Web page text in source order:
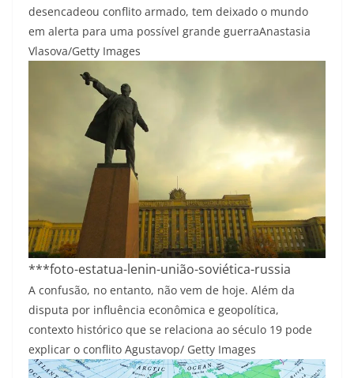
desencadeou conflito armado, tem deixado o mundo
em alerta para uma possível grande guerraAnastasia
Vlasova/Getty Images
***foto-estatua-lenin-união-soviética-russia
A confusão, no entanto, não vem de hoje. Além da
disputa por influência econômica e geopolítica,
contexto histórico que se relaciona ao século 19 pode
explicar o conflito Agustavop/ Getty Images